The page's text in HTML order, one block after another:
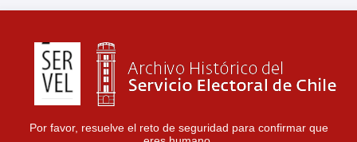
Por favor, resuelve el reto de seguridad para confirmar que